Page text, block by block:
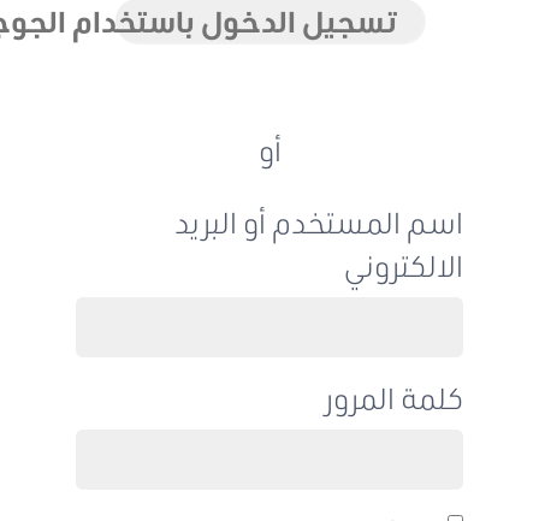
تسجيل الدخول باستخدام الجوجل
اسم المستخدم أو البريد
الالكتروني
كلمة المرور